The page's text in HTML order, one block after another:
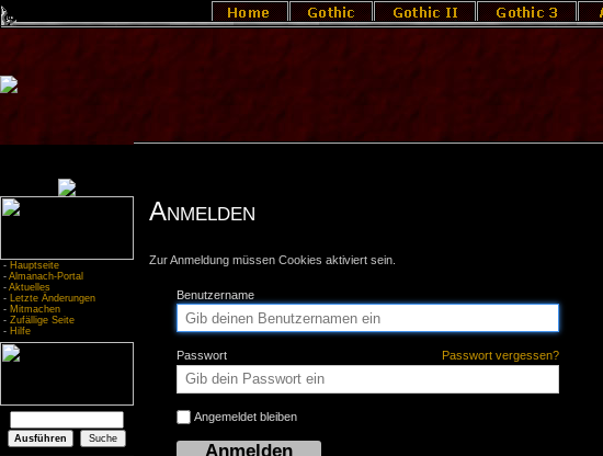
- Hauptseite
- Almanach-Portal
- Aktuelles
- Letzte Änderungen
- Mitmachen
- Zufällige Seite
- Hilfe
Anmelden
Zur Anmeldung müssen Cookies aktiviert sein.
Benutzername
Passwort Passwort vergessen?
Angemeldet bleiben